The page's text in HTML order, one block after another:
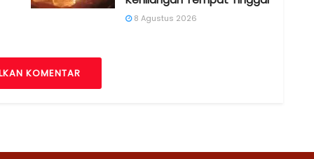
8 Agustus 2026
KOMENTAR